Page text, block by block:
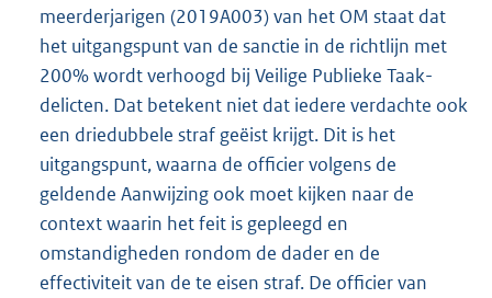
meerderjarigen (2019A003) van het OM staat dat
het uitgangspunt van de sanctie in de richtlijn met
200% wordt verhoogd bij Veilige Publieke Taak-
delicten. Dat betekent niet dat iedere verdachte ook
een driedubbele straf geëist krijgt. Dit is het
uitgangspunt, waarna de officier volgens de
geldende Aanwijzing ook moet kijken naar de
context waarin het feit is gepleegd en
omstandigheden rondom de dader en de
effectiviteit van de te eisen straf. De officier van